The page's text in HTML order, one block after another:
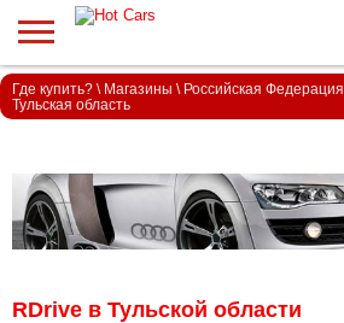
Где купить? \ Магазины \ Российская Федерация
Тульская область
RDrive в Тульской области